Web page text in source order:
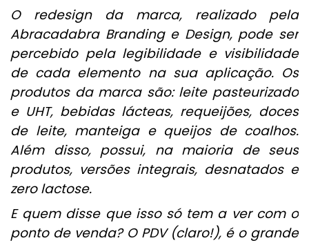
O redesign da marca, realizado pela
Abracadabra Branding e Design, pode ser
percebido pela legibilidade e visibilidade
de cada elemento na sua aplicação. Os
produtos da marca são: leite pasteurizado
e UHT, bebidas lácteas, requeijões, doces
de leite, manteiga e queijos de coalhos.
Além disso, possui, na maioria de seus
produtos, versões integrais, desnatados e
zero lactose.
E quem disse que isso só tem a ver com o
ponto de venda? O PDV (claro!), é o grande